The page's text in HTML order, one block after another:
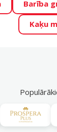
piedāvā
ŪSAIŅI”!
Barība
Kaķu
Akciju